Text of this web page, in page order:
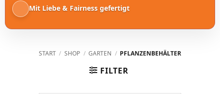
Mit Liebe & Fairness gefertigt
START / SHOP / GARTEN / PFLANZENBEHÄLTER
FILTER